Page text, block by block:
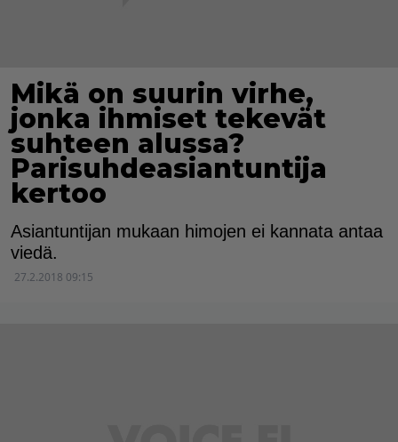
Mikä on suurin virhe,
jonka ihmiset tekevät
suhteen alussa?
Parisuhdeasiantuntija
kertoo
Asiantuntijan mukaan himojen ei kannata antaa
viedä.
27.2.2018 09:15